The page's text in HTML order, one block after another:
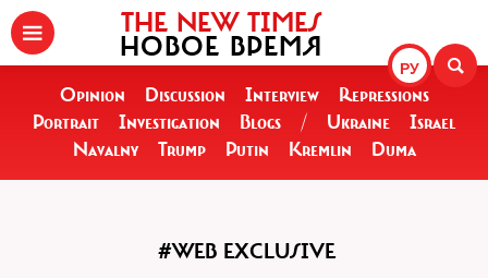
РУ
THE NEW TIMES
НОВОЕ ВРЕМЯ
Opinion Discussion Interview
Repressions
Portrait
Investigation Blogs / Ukraine
Israel
Navalny
Trump Putin Kremlin Duma
#WEB EXCLUSIVE